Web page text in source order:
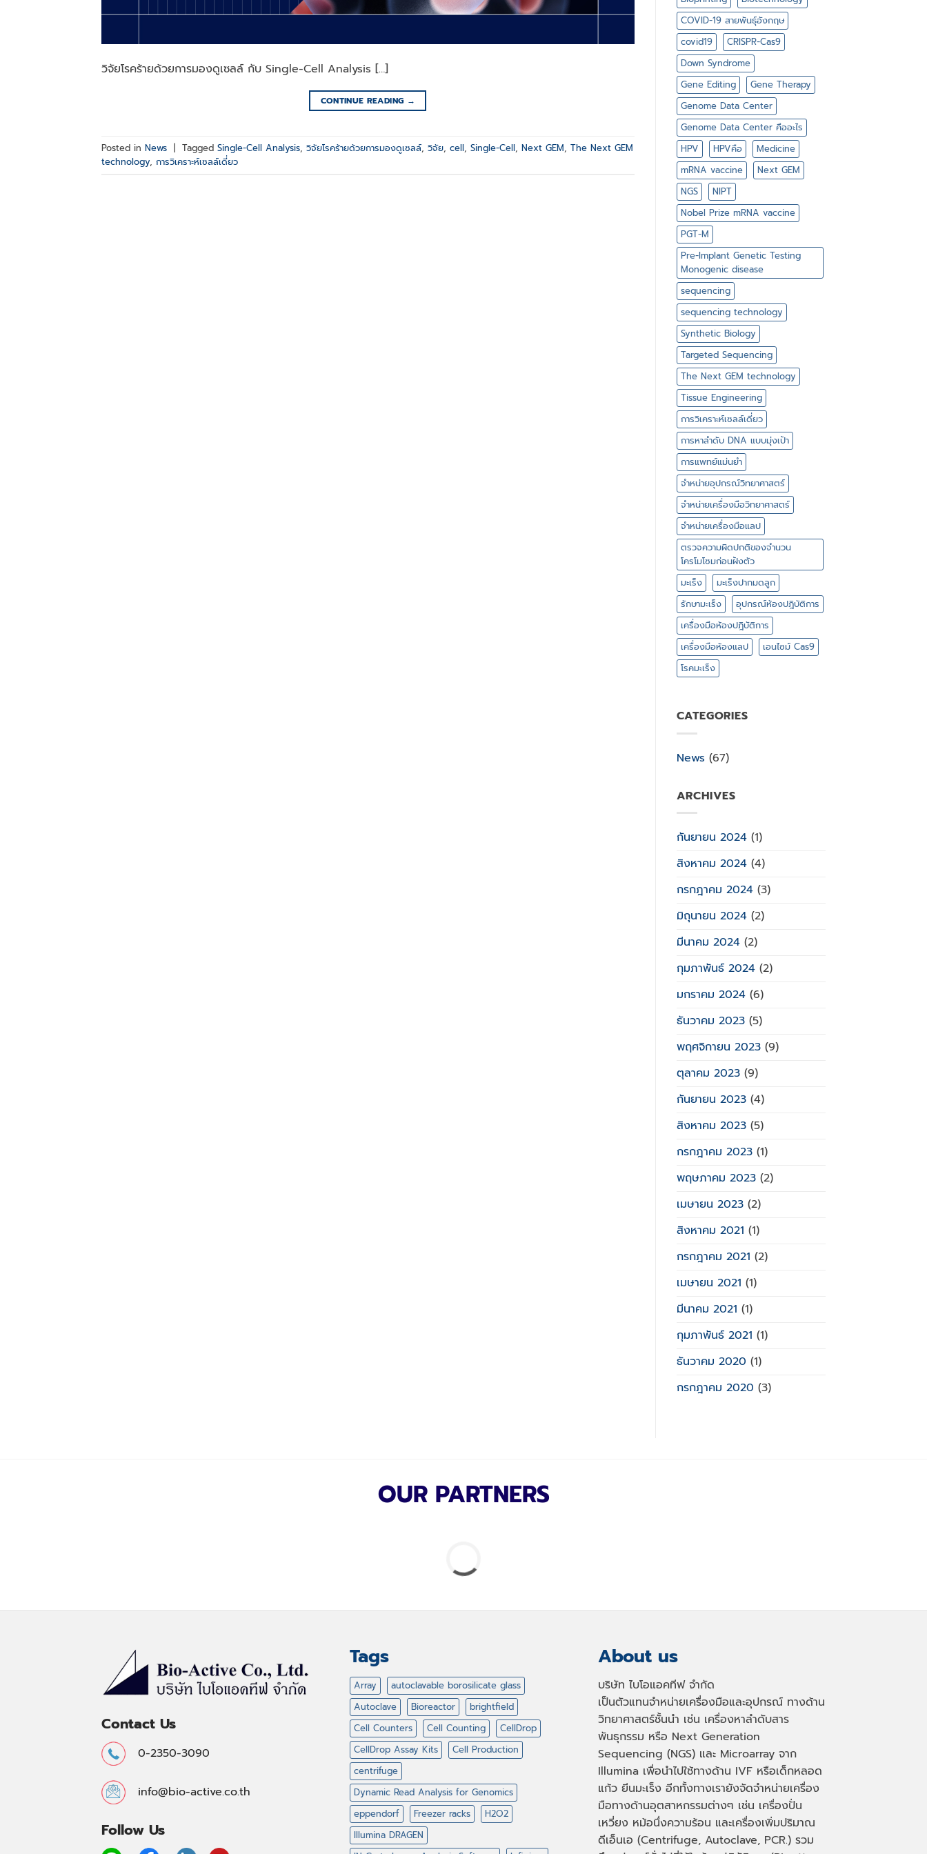
วิจัยโรคร้ายด้วยการมองดูเซลล์ กับ Single-Cell Analysis […]
CONTINUE READING →
Posted in News | Tagged Single-Cell Analysis, วิจัยโรคร้ายด้วยการมองดูเซลล์, วิจัย, cell, Single-Cell, Next GEM, The Next GEM
technology, การวิเคราะห์เซลล์เดี่ยว
COVID-19 สายพันธุ์อังกฤษ
covid19
CRISPR-Cas9
Down Syndrome
Gene Editing
Gene Therapy
Genome Data Center
Genome Data Center คืออะไร
HPV
HPVคือ
Medicine
mRNA vaccine
Next GEM
NGS
NIPT
Nobel Prize mRNA vaccine
PGT-M
Pre-Implant Genetic Testing
Monogenic disease
sequencing
sequencing technology
Synthetic Biology
Targeted Sequencing
The Next GEM technology
Tissue Engineering
การวิเคราะห์เซลล์เดี่ยว
การหาลำดับ DNA แบบมุ่งเป้า
การแพทย์แม่นยำ
จำหน่ายอุปกรณ์วิทยาศาสตร์
จำหน่ายเครื่องมือวิทยาศาสตร์
จำหน่ายเครื่องมือแลป
ตรวจความผิดปกติของจำนวน
โครโมโซมก่อนฝังตัว
มะเร็ง
มะเร็งปากมดลูก
รักษามะเร็ง
อุปกรณ์ห้องปฎิบัติการ
เครื่องมือห้องปฎิบัติการ
เครื่องมือห้องแลป
เอนไซม์ Cas9
โรคมะเร็ง
CATEGORIES
News (67)
ARCHIVES
กันยายน 2024(1)
สิงหาคม 2024(4)
กรกฎาคม 2024(3)
มิถุนายน 2024(2)
มีนาคม 2024(2)
กุมภาพันธ์ 2024(2)
มกราคม 2024(6)
ธันวาคม 2023(5)
พฤศจิกายน 2023(9)
ตุลาคม 2023(9)
กันยายน 2023(4)
สิงหาคม 2023(5)
กรกฎาคม 2023(1)
พฤษภาคม 2023(2)
เมษายน 2023(2)
สิงหาคม 2021 (1)
กรกฎาคม 2021 (2)
เมษายน 2021 (1)
มีนาคม 2021 (1)
กุมภาพันธ์ 2021 (1)
ธันวาคม 2020 (1)
กรกฎาคม 2020 (3)
OUR PARTNERS
Contact Us
0-2350-3090
info@bio-active.co.th
Follow Us
Tags
Array
autoclavable borosilicate glass
Autoclave
Bioreactor
brightfield
Cell Counters
Cell Counting
CellDrop
CellDrop Assay Kits
Cell Production
centrifuge
Dynamic Read Analysis for Genomics
eppendorf
Freezer racks
H2O2
Illumina DRAGEN
About us
บริษัท ไบโอแอคทีฟ จำกัด
เป็นตัวแทนจำหน่ายเครื่องมือและอุปกรณ์ ทางด้าน
วิทยาศาสตร์ชั้นนำ เช่น เครื่องหาลำดับสาร
พันธุกรรม หรือ Next Generation
Sequencing (NGS) และ Microarray จาก
Illumina เพื่อนำไปใช้ทางด้าน IVF หรือเด็กหลอด
แก้ว ยีนมะเร็ง อีกทั้งทางเรายังจัดจำหน่ายเครื่อง
มือทางด้านอุตสาหกรรมต่างๆ เช่น เครื่องปั่น
เหวี่ยง หม้อนึ่งความร้อน และเครื่องเพิ่มปริมาณ
ดีเอ็นเอ (Centrifuge, Autoclave, PCR.) รวม